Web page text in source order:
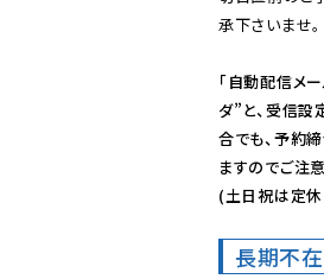
承下さいませ。
「自動配信メ
ダ”と、受信設
合でも、予約
ますのでご注
(土日祝は定休
長期不